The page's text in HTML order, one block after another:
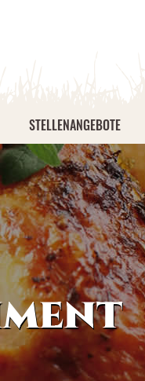
STELLENANGEBOTE